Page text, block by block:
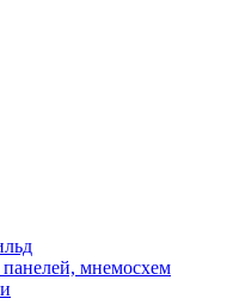
мнемосхем